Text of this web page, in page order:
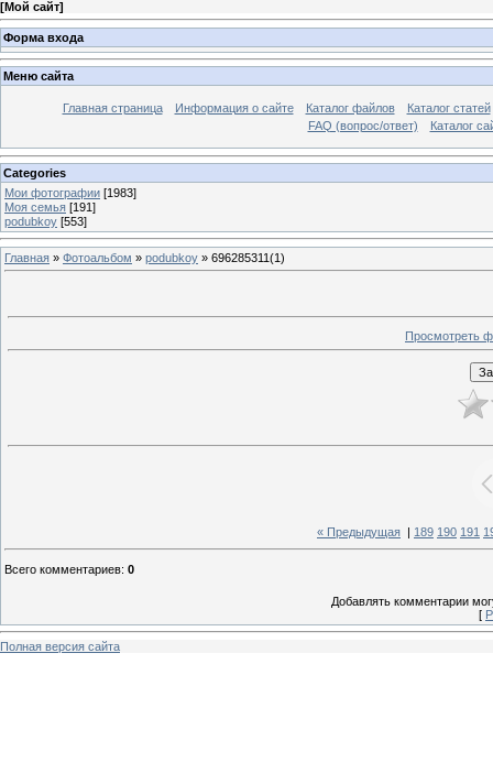
[Мой сайт]
Форма входа
Меню сайта
Главная страница Информация о сайте Каталог файлов
Каталог статей
FAQ (вопрос/ответ)
Каталог
Categories
Мои фотографии [1983]
Моя семья [191]
podubkoy [553]
Главная » Фотоальбом » podubkoy » 696285311(1)
Просмотреть
« Предыдущая 189 190 191
Всего комментариев: 0
Добавлять комментарии
[
Полная версия сайта